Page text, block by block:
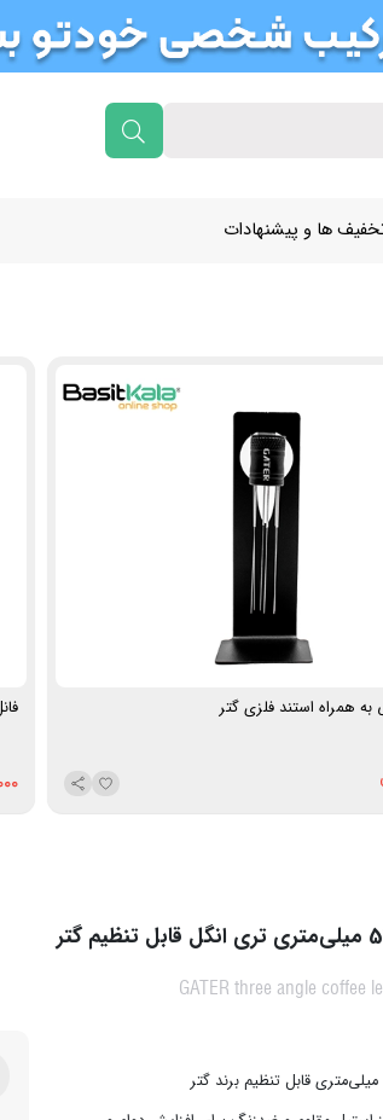
ها و پیشنهادات
همراه استند فلزی گتر فانل
GATER three angle coffee